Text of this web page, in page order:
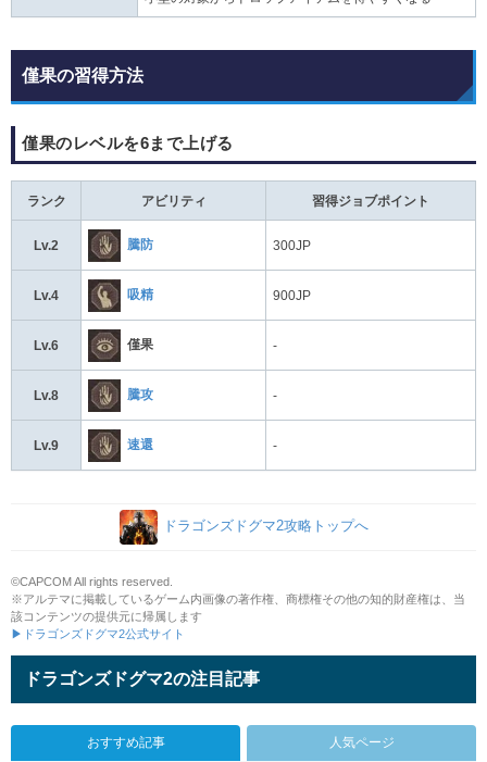
僅果の習得方法
僅果のレベルを6まで上げる
ランク アビリティ 習得ジョブポイント
Lv.2 騰防 300JP
Lv.4 吸精 900JP
Lv.6 僅果 -
Lv.8 騰攻 -
Lv.9 速還 -
ドラゴンズドグマ2攻略トップへ
©CAPCOM All rights reserved.
※アルテマに掲載しているゲーム内画像の著作権、商標権その他の知的財産権は、当
該コンテンツの提供元に帰属します
▶ドラゴンズドグマ2公式サイト
ドラゴンズドグマ2の注目記事
おすすめ記事 人気ページ